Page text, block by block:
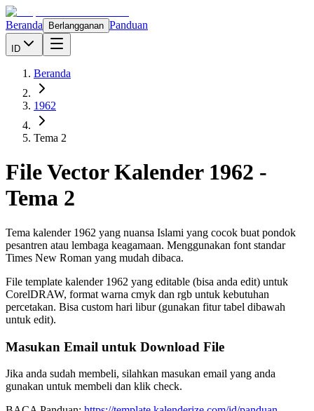
Beranda Berlangganan Panduan
ID
Beranda
1962
Tema 2
File Vector Kalender 1962 -
Tema 2
Tema kalender 1962 yang nuansa Islami yang cocok buat pondok
pesantren atau lembaga keagamaan. Menggunakan font standar
Times New Roman yang mudah dibaca.
File template kalender 1962 yang editable (bisa anda edit) untuk
CorelDRAW, format warna cmyk dan rgb untuk kebutuhan
percetakan. Bisa custom hari libur (gunakan fitur tabel dibawah
untuk edit).
Masukan Email untuk Download File
Jika anda sudah membeli, silahkan masukan email yang anda
gunakan untuk membeli dan klik check.